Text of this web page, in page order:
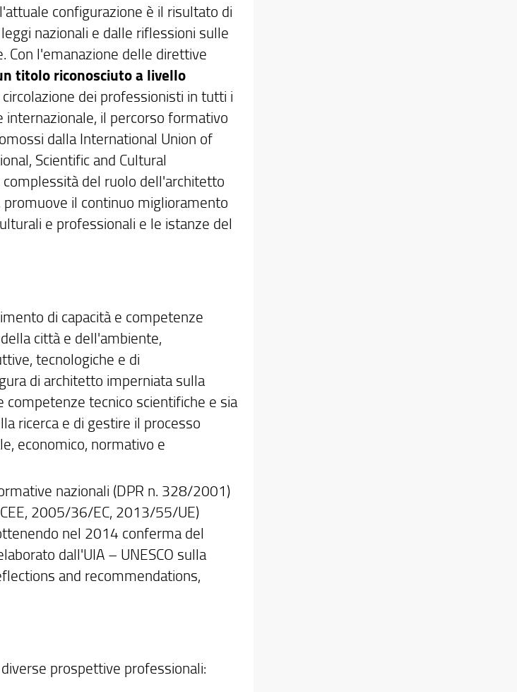
configurazione è il risultato di
nazionali e dalle riflessioni sulle
Con l'emanazione delle direttive
titolo riconosciuto a livello
dei professionisti in tutti i
il percorso formativo
dalla International Union of
Scientific and Cultural
complessità del ruolo dell'architetto
il continuo miglioramento
e professionali e le istanze del
di capacità e competenze
città e dell'ambiente,
tecnologiche e di
di architetto imperniata sulla
tecnico scientifiche e sia
ricerca e di gestire il processo
economico, normativo e
nazionali (DPR n. 328/2001)
2005/36/EC, 2013/55/UE)
nel 2014 conferma del
dall'UIA – UNESCO sulla
and recommendations,
prospettive professionali: